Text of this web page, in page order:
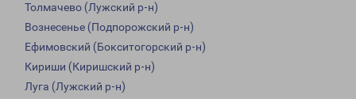
Толмачево (Лужский р-н)
Вознесенье (Подпорожский р-н)
Ефимовский (Бокситогорский р-н)
Кириши (Киришский р-н)
Луга (Лужский р-н)